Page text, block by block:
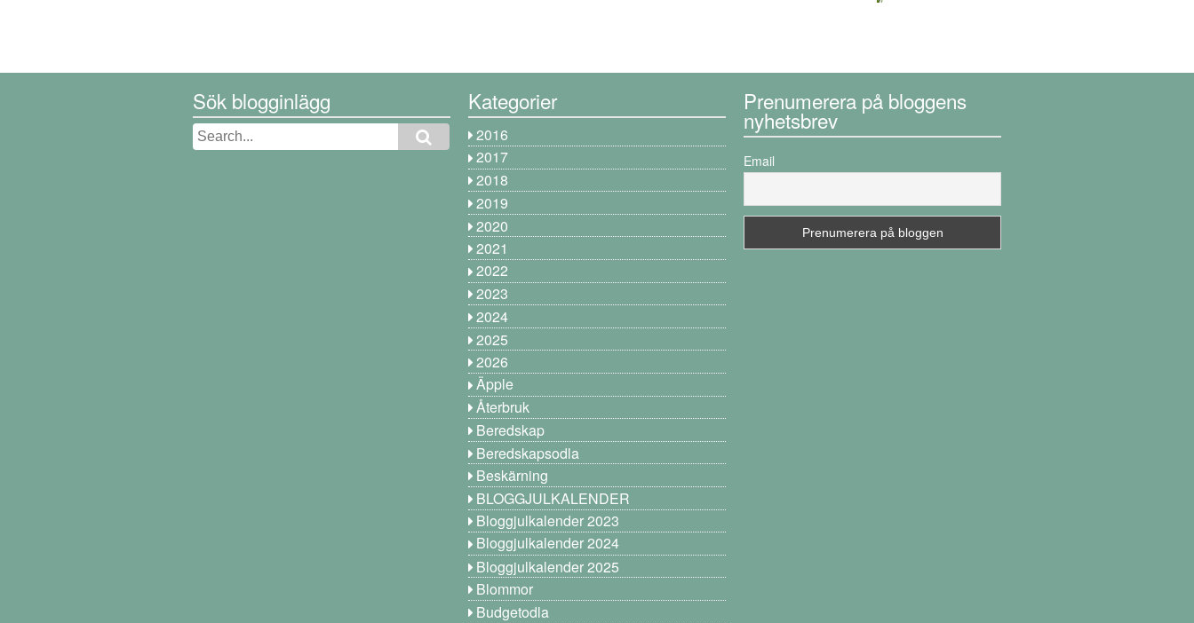
Sök blogginlägg Kategorier
2016
2017
2018
2019
2020
2021
2022
2023
2024
2025
2026
Äpple
Återbruk
Beredskap
Beredskapsodla
Beskärning
BLOGGJULKALENDER
Bloggjulkalender 2023
Bloggjulkalender 2024
Bloggjulkalender 2025
Blommor
Budgetodla
Prenumerera på bloggens
nyhetsbrev
Email